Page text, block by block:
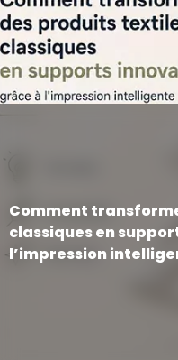
Comment
classiques en
l’impression